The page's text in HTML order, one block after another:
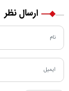
ارسال نظر